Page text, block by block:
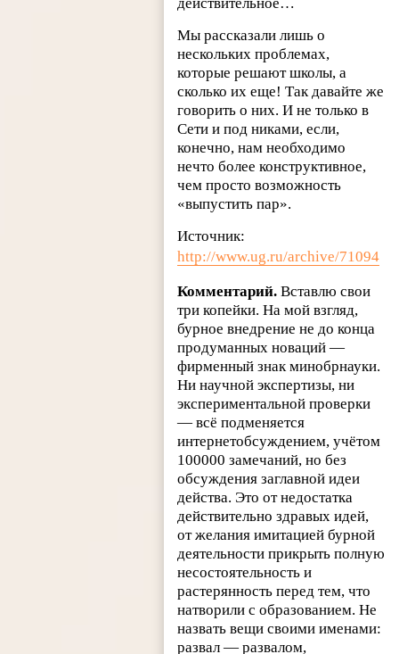
Мы рассказали лишь о
нескольких проблемах,
которые решают школы, а
сколько их еще! Так давайте же
говорить о них. И не только в
Сети и под никами, если,
конечно, нам необходимо
нечто более конструктивное,
чем просто возможность
«выпустить пар».
Источник:
http://www.ug.ru/archive/71094
Комментарий. Вставлю свои
три копейки. На мой взгляд,
бурное внедрение не до конца
продуманных новаций —
фирменный знак минобрнауки.
Ни научной экспертизы, ни
экспериментальной проверки
— всё подменяется
интернетобсуждением, учётом
100000 замечаний, но без
обсуждения заглавной идеи
действа. Это от недостатка
действительно здравых идей,
от желания имитацией бурной
деятельности прикрыть полную
несостоятельность и
растерянность перед тем, что
натворили с образованием. Не
назвать вещи своими именами:
развал — развалом,